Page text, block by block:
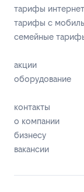
тарифы
тарифы с
семейные
акции
оборудование
контакты
о компании
бизнесу
вакансии